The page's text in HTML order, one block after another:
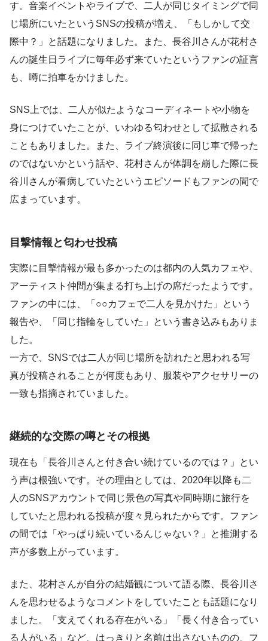
す。音楽イベントやライブで、二人が同じタイミングで同
じ場所にいたというSNSの投稿が増え、「もしかして交
際中？」と話題になりました。また、長谷川さんが花村さ
んの誕生日ライブに毎年必ず来ていたというファンの証言
も、噂に拍車をかけました。
SNS上では、二人が似たようなコーディネートや小物を
身につけていたことが、いわゆる匂わせとして拡散される
こともありました。また、ライブ終演後に同じ車で帰った
のではないかという話や、花村さんが体調を崩した際に長
谷川さんが看病していたというエピソードもファンの間で
広まっています。
目撃情報と匂わせ投稿
実際に目撃情報が最も多かったのは都内の人気カフェや、
アーティスト仲間が集まる打ち上げの席だったようです。
ファンの中には、「○○カフェで二人を見かけた」という
報告や、「同じ指輪をしていた」という書き込みもありま
した。
一方で、SNSでは二人が同じ場所を訪れたと思われる写
真が投稿されることが何度もあり、服装やアクセサリーの
一致も指摘されていました。
継続的な交際の噂とその根拠
現在も「長谷川さんと付き合い続けているのでは？」とい
う声は根強いです。その理由としては、2020年以降も二
人のSNSアカウントで同じ景色の写真や同時期に旅行を
していたと思われる投稿が度々見られたからです。ファン
の間では「やっぱり続いているんじゃない？」と推測する
声が多数上がっています。
また、花村さんが自分の結婚観について語る際、長谷川さ
んを思わせるようなコメントをしていたことも話題になり
ました。「支えてくれる存在がいる」「長く付き合ってい
る人がいる」など、はっきりと名前は出さないものの、フ